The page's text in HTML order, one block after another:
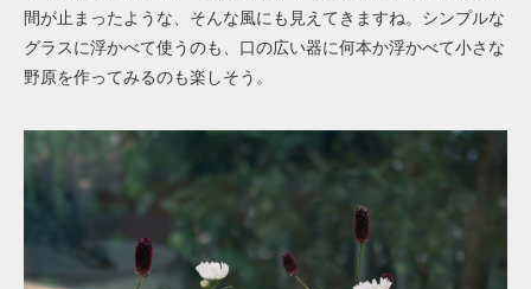
間が止まったような、そんな風にも見えてきますね。シンプルな
グラスに浮かべて使うのも、口の広い器に何本か浮かべて小さな
野原を作ってみるのも楽しそう。